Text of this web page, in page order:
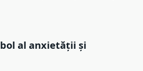
al anxietății și